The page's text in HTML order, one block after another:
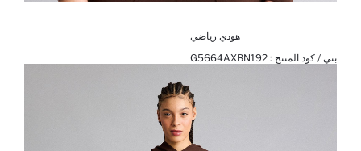
هودي رياضي
بني / كود المنتج : G5664AXBN192